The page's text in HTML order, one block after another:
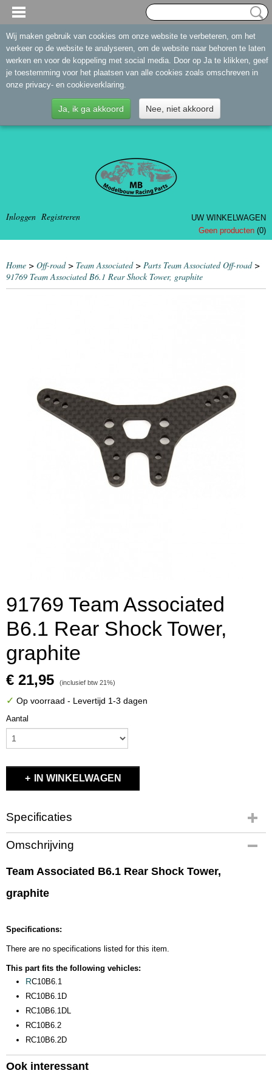
Inloggen Registreren
UW WINKELWAGEN
Geen producten (0)
Home > Off-road> Team Associated> Parts Team Associated Off-road>
91769 Team Associated B6.1 Rear Shock Tower, graphite
91769 Team Associated
B6.1 Rear Shock Tower,
graphite
€ 21,95 (inclusief btw 21%)
✓ Op voorraad - Levertijd 1-3 dagen
Aantal
IN WINKELWAGEN
Specificaties
Productcode
91769
EAN code
Productcode leverancier
0,20 Kg
Omschrijving
Team Associated B6.1 Rear Shock Tower,
graphite
Specifications:
There are no specifications listed for this item.
This part fits the following vehicles:
RC10B6.1
RC10B6.1D
RC10B6.1DL
RC10B6.2
RC10B6.2D
Ook interessant
Wij maken gebruik van cookies om onze website te verbeteren, om het
verkeer op de website te analyseren, om de website naar behoren te laten
werken en voor de koppeling met social media. Door op Ja te klikken, geef
je toestemming voor het plaatsen van alle cookies zoals omschreven in
onze privacy- en cookieverklaring.
Ja, ik ga akkoord Nee, niet akkoord